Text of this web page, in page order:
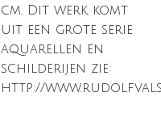
cm. Dit werk komt
uit een grote serie
aquarellen en
schilderijen zie:
http://